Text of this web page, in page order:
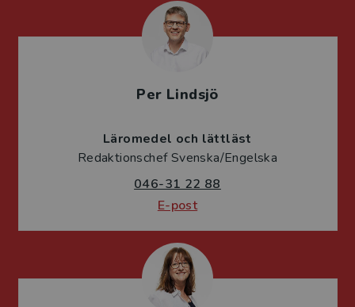
Per Lindsjö
Läromedel och lättläst
Redaktionschef Svenska/Engelska
046-31 22 88
E-post